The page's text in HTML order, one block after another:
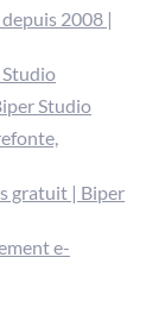
2008 |
Studio
gratuit | Biper
e-